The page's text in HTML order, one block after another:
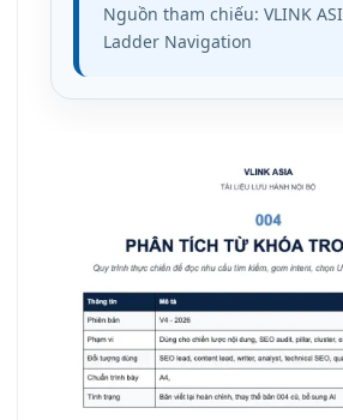
Nguồn tham chiếu: VLINK
Ladder Navigation